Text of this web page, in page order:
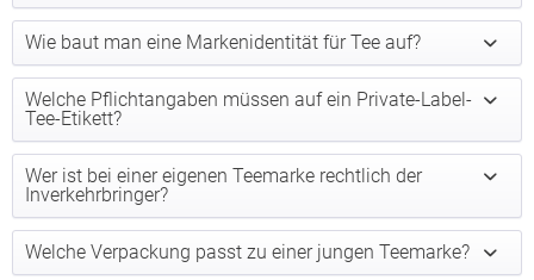
Wie baut man eine Markenidentität für Tee auf?
Welche Pflichtangaben müssen auf ein Private-Label-
Tee-Etikett?
Wer ist bei einer eigenen Teemarke rechtlich der
Inverkehrbringer?
Welche Verpackung passt zu einer jungen Teemarke?